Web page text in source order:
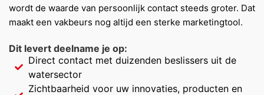
wordt de waarde van persoonlijk contact steeds groter. Dat
maakt een vakbeurs nog altijd een sterke marketingtool.
Dit levert deelname je op:
Direct contact met duizenden beslissers uit de
watersector
Zichtbaarheid voor uw innovaties, producten en